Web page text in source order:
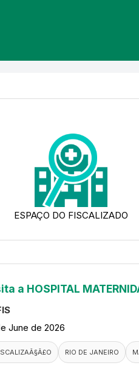
ESPAÇO DO FISCALIZADO
a HOSPITAL
June de 2026
RIO DE JANEIRO